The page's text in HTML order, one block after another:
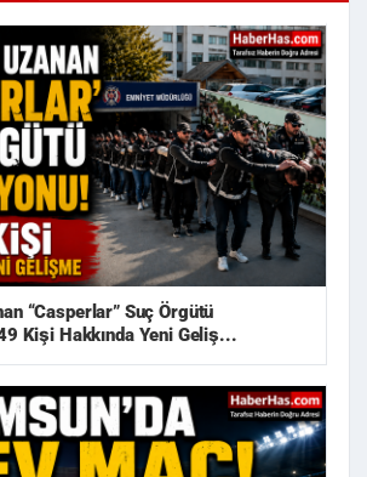
Suç Örgütü
Kişi Hakkında Yeni Geliş...